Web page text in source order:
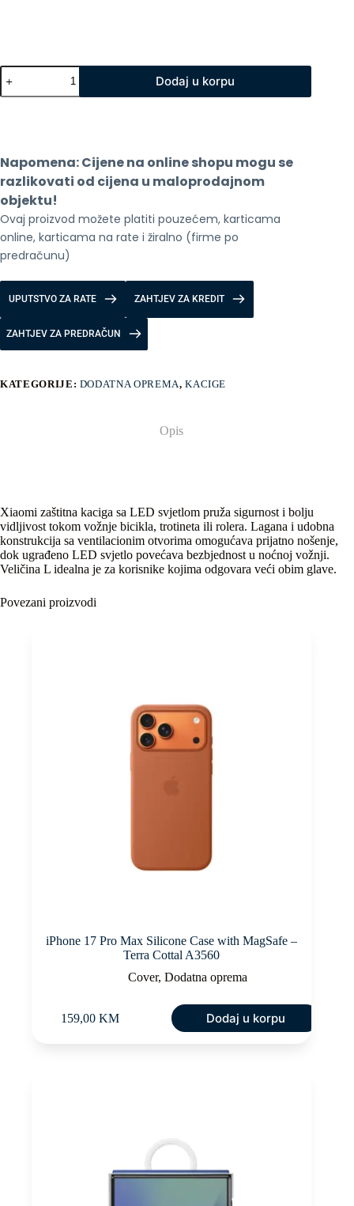
Zaštitna
kaciga
Xiaomi
57-
61cm
količina
Dodaj u korpu
Napomena: Cijene na online shopu mogu se
razlikovati od cijena u maloprodajnom
objektu!
Ovaj proizvod možete platiti pouzećem, karticama
online, karticama na rate i žiralno (firme po
predračunu)
UPUTSTVO ZA RATE ZAHTJEV ZA KREDIT
ZAHTJEV ZA PREDRAČUN
KATEGORIJE: DODATNA OPREMA,KACIGE
Opis
Xiaomi zaštitna kaciga sa LED svjetlom pruža sigurnost i bolju
vidljivost tokom vožnje bicikla, trotineta ili rolera. Lagana i udobna
konstrukcija sa ventilacionim otvorima omogućava prijatno nošenje,
dok ugrađeno LED svjetlo povećava bezbjednost u noćnoj vožnji.
Veličina L idealna je za korisnike kojima odgovara veći obim glave.
Povezani proizvodi
iPhone 17 Pro Max Silicone Case with MagSafe –
Terra Cottal A3560
Cover, Dodatna oprema
159,00 KM Dodaj u korpu